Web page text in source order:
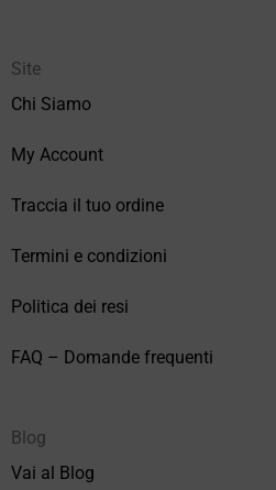
Site
Chi Siamo
My Account
Traccia il tuo ordine
Termini e condizioni
Politica dei resi
FAQ – Domande frequenti
Blog
Vai al Blog